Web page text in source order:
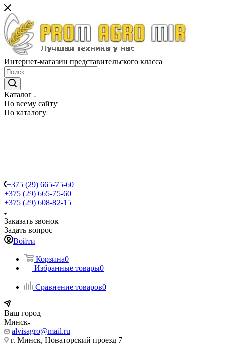
Интернет-магазин представительского класса
Каталог
По всему сайту
По каталогу
+375 (29) 665-75-60
+375 (29) 665-75-60
+375 (29) 608-82-15
Заказать звонок
Задать вопрос
Войти
Корзина0
Избранные товары0
Сравнение товаров0
Ваш город
Минск
alvisagro@mail.ru
г. Минск, Новаторский проезд 7